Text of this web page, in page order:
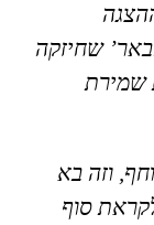
שחיזקה
שמירת
וזה בא
סוף